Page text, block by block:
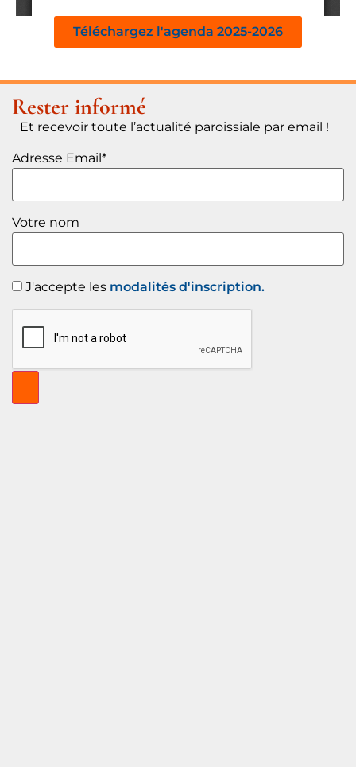
Téléchargez l'agenda 2025-2026
Rester informé
Et recevoir toute l’actualité paroissiale par email !
Adresse Email*
Votre nom
J'accepte les modalités d'inscription.